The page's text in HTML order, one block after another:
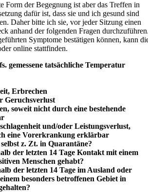
Form der Begegnung ist aber das Treffen in
dafür ist, dass sie und ich gesund sind
Daher bitte ich sie, vor jeder Sitzung einen
anhand der folgenden Fragen
Symptome bestätigen können, kann
online stattfinden.
gemessene tatsächliche Temperatur
Erbrechen
Geruchsverlust
soweit nicht durch eine bestehende
und/oder Leistungsverlust,
eine Vorerkrankung erklärbar
z. Zt. in Quarantäne?
der letzten 14 Tage Kontakt mit einem
Menschen gehabt?
der letzten 14 Tage im Ausland oder
besonders betroffenen Gebiet in